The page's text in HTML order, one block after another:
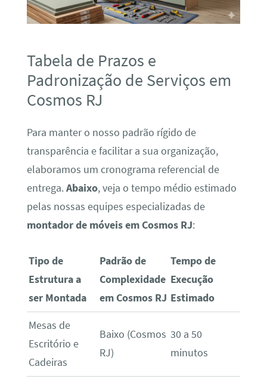
Tabela de Prazos e
Padronização de Serviços em
Cosmos RJ
Para manter o nosso padrão rígido de
transparência e facilitar a sua organização,
elaboramos um cronograma referencial de
entrega.Abaixo, veja o tempo médio estimado
pelas nossas equipes especializadas de
montador de móveis em Cosmos RJ:
Tipo de
Estrutura a
ser Montada
Padrão de
Complexidade
em Cosmos RJ
Tempo de
Execução
Estimado
Mesas de
Escritório e
Cadeiras
Baixo (Cosmos
RJ)
30 a 50
minutos